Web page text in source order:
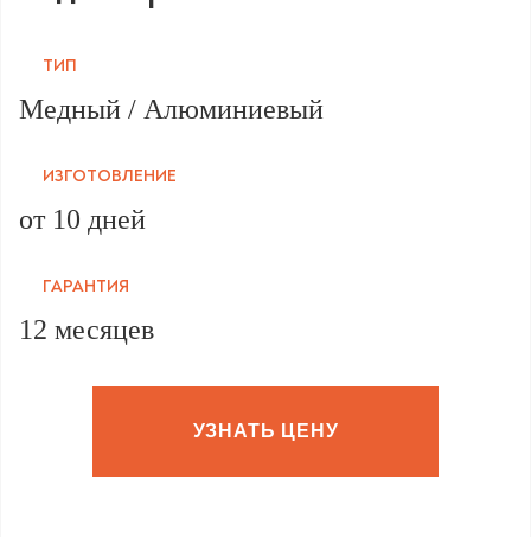
ТИП
Медный / Алюминиевый
ИЗГОТОВЛЕНИЕ
от 10 дней
ГАРАНТИЯ
12 месяцев
УЗНАТЬ ЦЕНУ